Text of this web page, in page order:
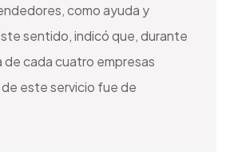
como ayuda y
sentido, indicó que, durante
de cada cuatro empresas
este servicio fue de